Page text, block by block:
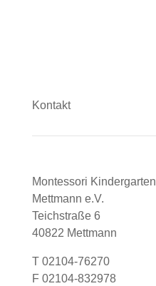
Kontakt
Montessori Kindergarten
Mettmann e.V.
Teichstraße 6
40822 Mettmann
T 02104-76270
F 02104-832978